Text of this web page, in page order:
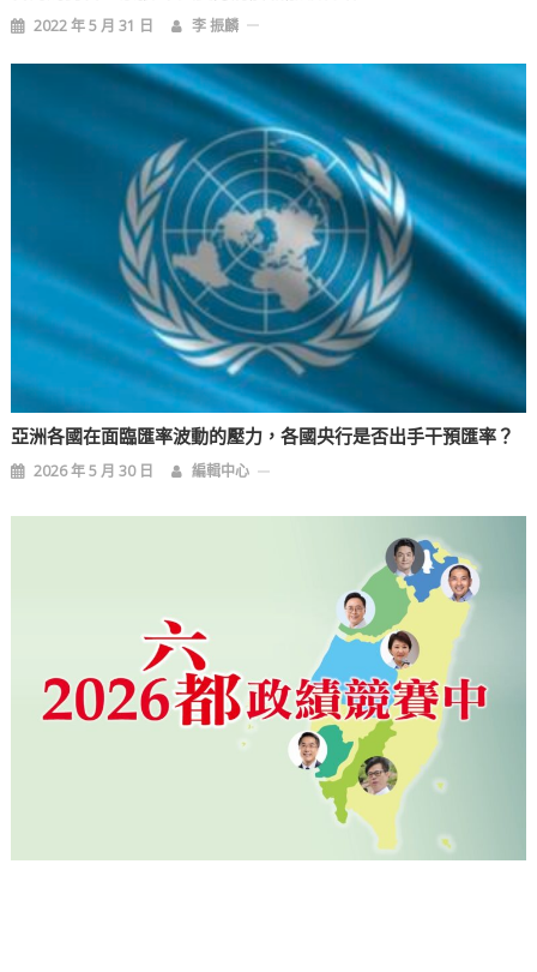
2022 年 5 月 31 日 李 振麟
亞洲各國在面臨匯率波動的壓力，各國央行是否出手干預匯率？
2026 年 5 月 30 日 編輯中心